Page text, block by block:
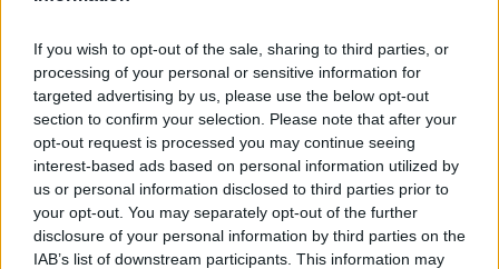
If you wish to opt-out of the sale, sharing to third parties, or
processing of your personal or sensitive information for
targeted advertising by us, please use the below opt-out
section to confirm your selection. Please note that after your
opt-out request is processed you may continue seeing
interest-based ads based on personal information utilized by
us or personal information disclosed to third parties prior to
your opt-out. You may separately opt-out of the further
disclosure of your personal information by third parties on the
IAB’s list of downstream participants. This information may
Mittel
Hirschsteak braten
Leicht
Hirschmedaillons
Leicht